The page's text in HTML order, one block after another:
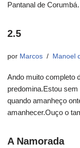
Pantanal de
2.5
por Marcos Manoel
Ando muito completo
predomina.Estou
quando amanheço
amanhecer.Ouço o
A Namorada